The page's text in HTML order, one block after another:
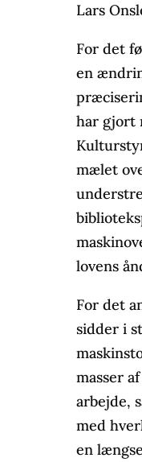
Lars
For det
en
har gjort
mælet
lovens
For det
sidder i
masser
arbejde,
med
en